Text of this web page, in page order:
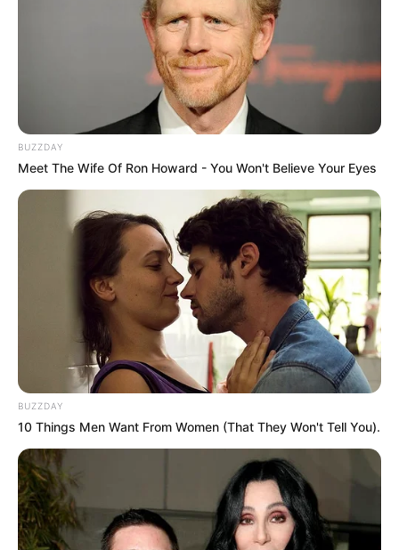
BUZZDAY
Meet The Wife Of Ron Howard - You Won't Believe Your Eyes
BUZZDAY
10 Things Men Want From Women (That They Won't Tell You).